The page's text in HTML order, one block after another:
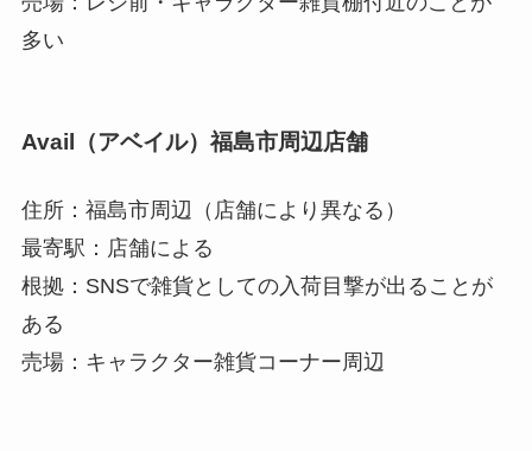
多い
Avail（アベイル）福島市周辺店舗
住所：福島市周辺（店舗により異なる）
最寄駅：店舗による
根拠：SNSで雑貨としての入荷目撃が出ることが
ある
売場：キャラクター雑貨コーナー周辺